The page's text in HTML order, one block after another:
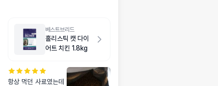
베스트브리드
홀리스틱 캣 다이
어트 치킨 1.8kg
항상 먹던 사료였는데